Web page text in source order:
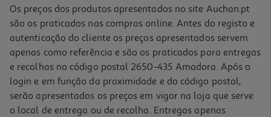
-40%
Os preços dos produtos apresentados no site Auchan.pt
são os praticados nas compras online. Antes do registo e
autenticação do cliente os preços apresentados servem
apenas como referência e são os praticados para entregas
e recolhas no código postal 2650-435 Amadora. Após o
login e em função da proximidade e do código postal,
serão apresentados os preços em vigor na loja que serve
o local de entrega ou de recolha. Entregas apenas